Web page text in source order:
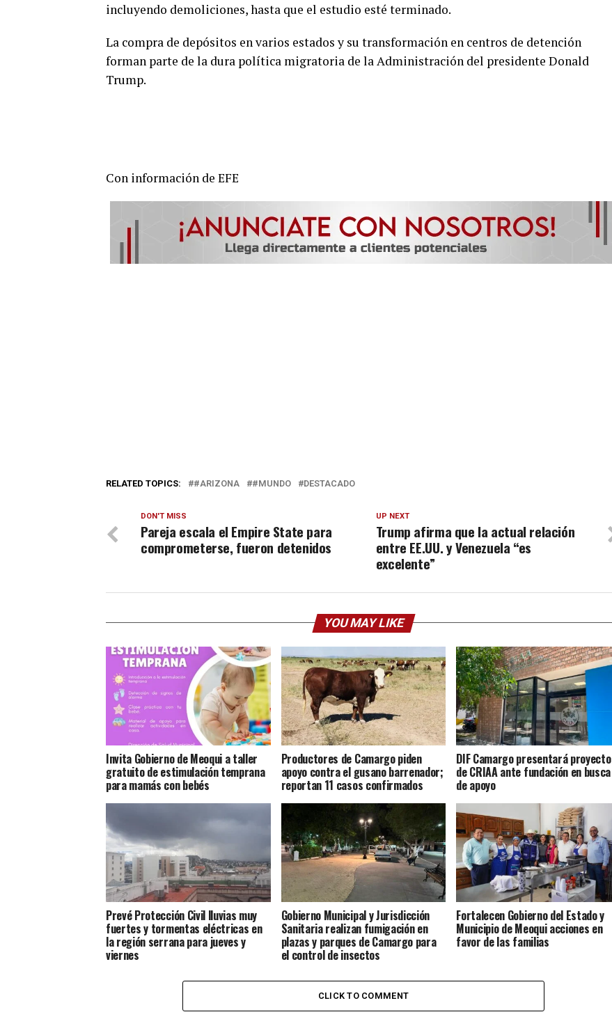
incluyendo demoliciones, hasta que el estudio esté terminado.
La compra de depósitos en varios estados y su transformación en centros de detención
forman parte de la dura política migratoria de la Administración del presidente Donald
Trump.
Con información de EFE
RELATED TOPICS: #ARIZONA #MUNDO DESTACADO
UP NEXT
Trump afirma que la actual relación
entre EE.UU. y Venezuela “es
excelente”
DON'T MISS
Pareja escala el Empire State para
comprometerse, fueron detenidos
YOU MAY LIKE
Invita Gobierno de Meoqui a taller
gratuito de estimulación temprana
para mamás con bebés
Productores de Camargo piden
apoyo contra el gusano barrenador;
reportan 11 casos confirmados
DIF Camargo presentará proyecto
de CRIAA ante fundación en busca
de apoyo
Prevé Protección Civil lluvias muy
fuertes y tormentas eléctricas en
la región serrana para jueves y
viernes
Gobierno Municipal y Jurisdicción
Sanitaria realizan fumigación en
plazas y parques de Camargo para
el control de insectos
Fortalecen Gobierno del Estado y
Municipio de Meoqui acciones en
favor de las familias
CLICK TO COMMENT